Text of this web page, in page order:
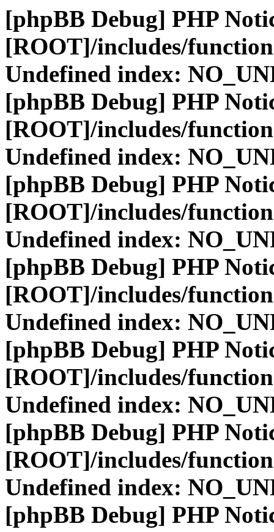
[phpBB Debug] PHP
[ROOT]/includes/
Undefined index:
[phpBB Debug] PHP
[ROOT]/includes/
Undefined index:
[phpBB Debug] PHP
[ROOT]/includes/
Undefined index:
[phpBB Debug] PHP
[ROOT]/includes/
Undefined index:
[phpBB Debug] PHP
[ROOT]/includes/
Undefined index:
[phpBB Debug] PHP
[ROOT]/includes/
Undefined index:
[phpBB Debug] PHP